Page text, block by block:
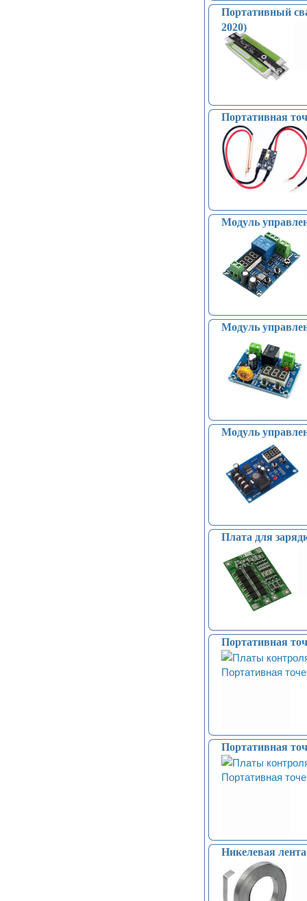
Портативный
2020)
Портативная
Модуль
Модуль
Модуль
Плата для
Портативная
Портативная
Никелевая